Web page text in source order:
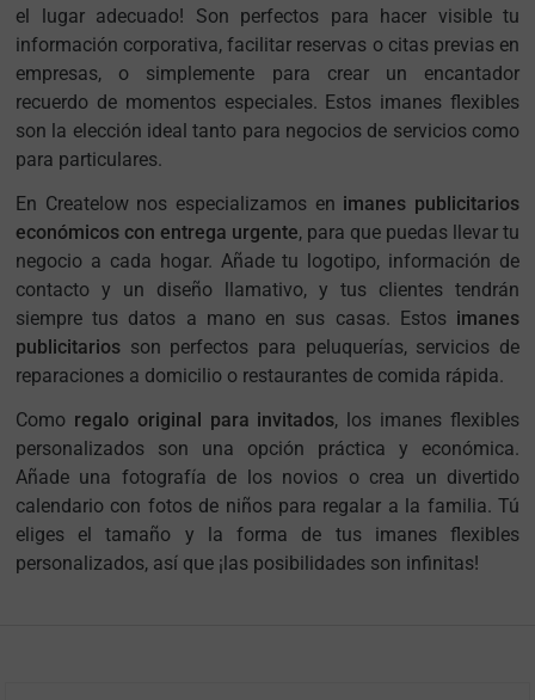
el lugar adecuado! Son perfectos para hacer visible tu
información corporativa, facilitar reservas o citas previas en
empresas, o simplemente para crear un encantador
recuerdo de momentos especiales. Estos imanes flexibles
son la elección ideal tanto para negocios de servicios como
para particulares.
En Createlow nos especializamos en imanes publicitarios
económicos con entrega urgente, para que puedas llevar tu
negocio a cada hogar. Añade tu logotipo, información de
contacto y un diseño llamativo, y tus clientes tendrán
siempre tus datos a mano en sus casas. Estos imanes
publicitarios son perfectos para peluquerías, servicios de
reparaciones a domicilio o restaurantes de comida rápida.
Como regalo original para invitados, los imanes flexibles
personalizados son una opción práctica y económica.
Añade una fotografía de los novios o crea un divertido
calendario con fotos de niños para regalar a la familia. Tú
eliges el tamaño y la forma de tus imanes flexibles
personalizados, así que ¡las posibilidades son infinitas!